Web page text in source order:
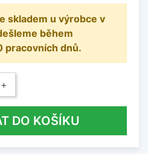
skladem u výrobce v
během
pracovních dnů.
+
DO KOŠÍKU